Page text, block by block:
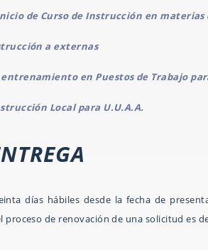
de Curso de Instrucción en materias
a externas
en Puestos de Trabajo
Local para U.U.A.A.
días hábiles desde la fecha de
de renovación de una solicitud es